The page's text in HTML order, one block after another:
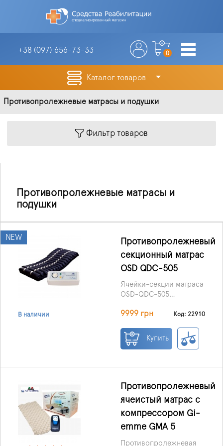
+38 (097) 656-73-33 0
Каталог товаров
Противопролежневые матрасы и подушки
Фильтр товаров
Противопролежневые матрасы и
подушки
NEW
В наличии
Противопролежневый
секционный матрас
OSD QDC-505
Ячейки-секции матраса
OSD-QDC-505
поочередное
воздушным
компрессором, что
массажному эффекту,
энергопотреблению и
уровню создаваемого
шума, использование
сэкономит невероятное
9999 грн Код: 22910
Купить
Противопролежневый
ячеистый матрас с
компрессором Gi-
emme GMA 5
Противопролежневая